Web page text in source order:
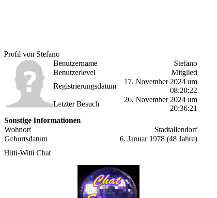
Profil von Stefano
Benutzername
Stefano
Benutzerlevel
Mitglied
Registrierungsdatum
17. November 2024 um
08:20:22
Letzter Besuch
26. November 2024 um
20:36:21
Sonstige Informationen
Wohnort
Stadtallendorf
Geburtsdatum
6. Januar 1978 (48 Jahre)
Hitti-Witti Chat